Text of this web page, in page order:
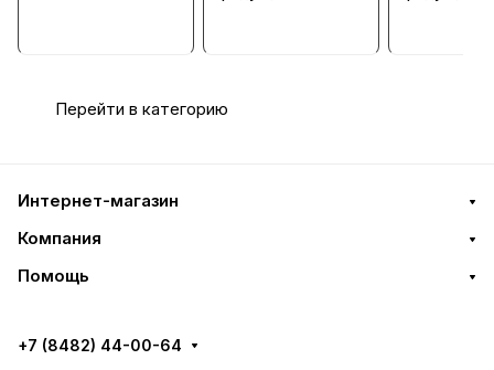
Перейти в категорию
Интернет-магазин
Компания
Помощь
+7 (8482) 44-00-64